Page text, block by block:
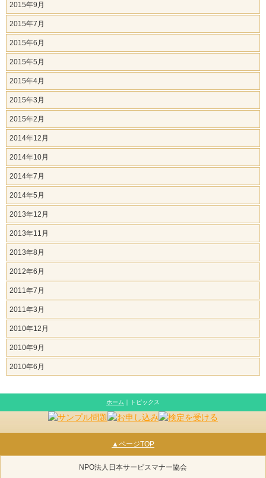
2015年9月
2015年7月
2015年6月
2015年5月
2015年4月
2015年3月
2015年2月
2014年12月
2014年10月
2014年7月
2014年5月
2013年12月
2013年11月
2013年8月
2012年6月
2011年7月
2011年3月
2010年12月
2010年9月
2010年6月
ホーム ｜トピックス
▲ページTOP
NPO法人日本サービスマナー協会